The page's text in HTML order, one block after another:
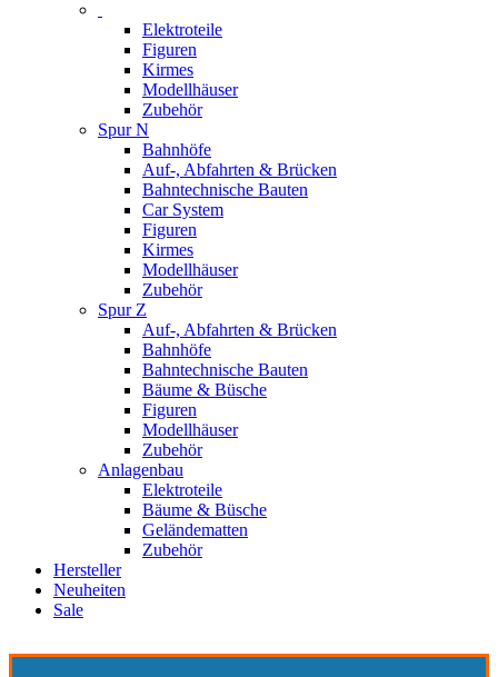
Elektroteile
Figuren
Kirmes
Modellhäuser
Zubehör
Spur N
Bahnhöfe
Auf-, Abfahrten & Brücken
Bahntechnische Bauten
Car System
Figuren
Kirmes
Modellhäuser
Zubehör
Spur Z
Auf-, Abfahrten & Brücken
Bahnhöfe
Bahntechnische Bauten
Bäume & Büsche
Figuren
Modellhäuser
Zubehör
Anlagenbau
Elektroteile
Bäume & Büsche
Geländematten
Zubehör
Hersteller
Neuheiten
Sale